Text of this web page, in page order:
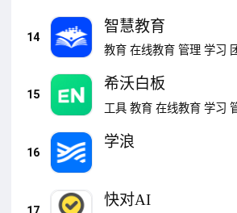
14
智慧教育
教育 在线教育 管理 学习
15
希沃白板
工具 教育 在线教育 学习
16
学浪
17
快对AI